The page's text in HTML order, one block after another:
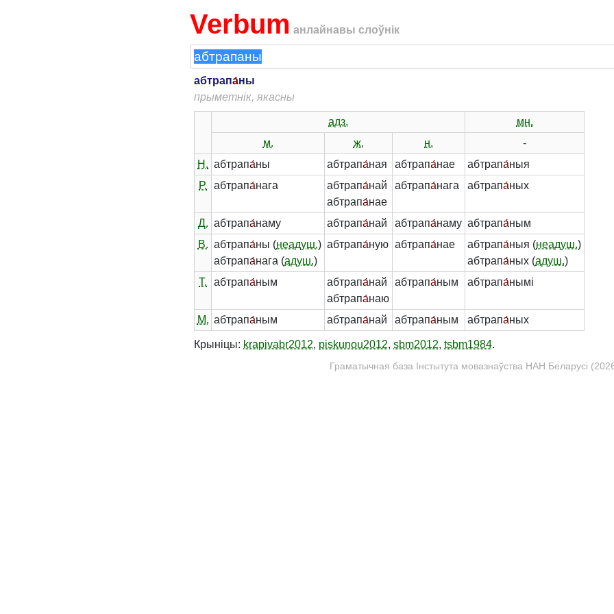
Verbum анлайнавы слоўнік
абтрапа́ны
прыметнік, якасны
адз.
мн.
м.
ж. н.
-
Н. абтрапа́ны абтрапа́ная абтрапа́нае абтрапа́ныя
Р.
абтрапа́нага абтрапа́най
абтрапа́нае
абтрапа́нага абтрапа́ных
Д. абтрапа́наму абтрапа́най абтрапа́наму абтрапа́ным
В. абтрапа́ны (неадуш.)
абтрапа́нага (адуш.)
абтрапа́ную абтрапа́нае абтрапа́ныя (неадуш.)
абтрапа́ных (адуш.)
Т.
абтрапа́ным абтрапа́най
абтрапа́наю
абтрапа́ным абтрапа́нымі
М. абтрапа́ным абтрапа́най абтрапа́ным абтрапа́ных
Крыніцы: krapivabr2012, piskunou2012, sbm2012, tsbm1984.
Граматычная база Інстытута мовазнаўства НАН Беларусі